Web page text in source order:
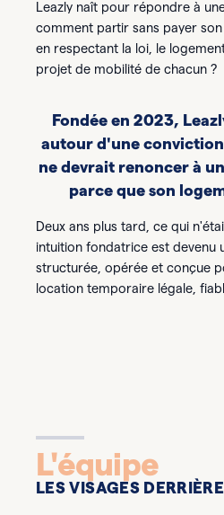
Leazly naît pour répondre à
comment partir sans payer
en respectant la loi, le
projet de mobilité de chacun ?
Fondée en 2023,
autour d'une
ne devrait renoncer à
parce que son
Deux ans plus tard, ce qui
intuition fondatrice est devenu
structurée, opérée et conçue
location temporaire légale,
L'équipe
LES VISAGES